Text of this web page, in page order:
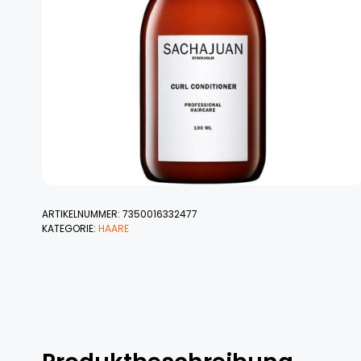
ARTIKELNUMMER: 7350016332477
KATEGORIE: HAARE